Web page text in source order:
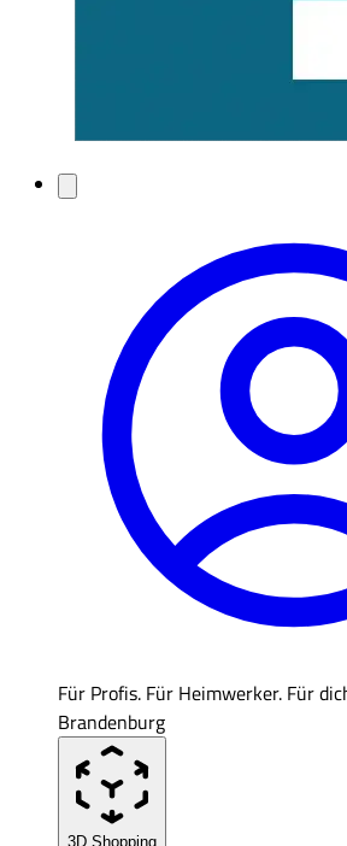
Für Profis. Für Heimwerker. Für
Brandenburg
3D Shopping